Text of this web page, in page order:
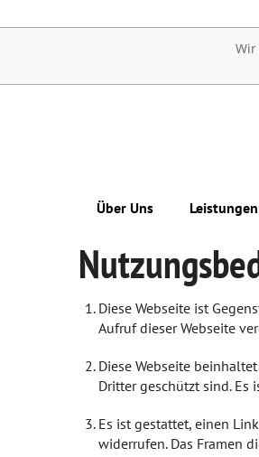
Über Uns
Das e-Rezept ist da: Wir
Leistungen
Übersicht
Notdienst
Beipackzettelsuche
IGel-Check A-Z
Erkrankungen im Alter
Ästhetische Chirurgie
Augen
Zähne und Kiefer
Diese Webseite ist
Aufruf dieser Webseite
Diese Webseite
Dritter geschützt sind.
Es ist gestattet, einen
widerrufen. Das Framen